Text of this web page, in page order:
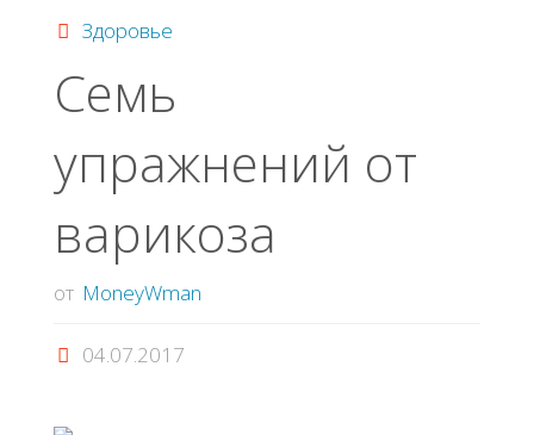
Здоровье
Семь
упражнений от
варикоза
от MoneyWman
04.07.2017